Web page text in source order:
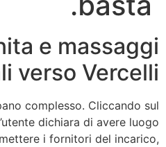
e massaggi
verso Vercelli
complesso. Cliccando sul
dichiara di avere luogo
i fornitori del incarico,